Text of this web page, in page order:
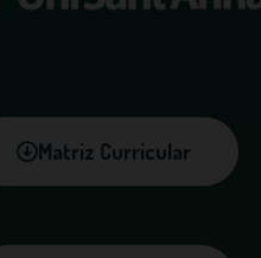
Matriz Curricular